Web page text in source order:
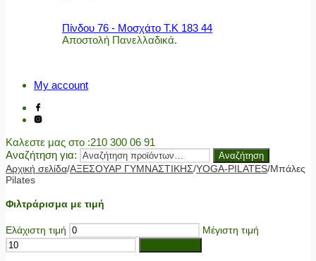
Πίνδου 76 - Μοσχάτο Τ.Κ 183 44
Αποστολή Πανελλαδικά.
My account
Καλεστε μας στο :210 300 06 91
Αναζήτηση για:
Αναζήτηση
Αρχική σελίδα/ΑΞΕΣΟΥΑΡ ΓΥΜΝΑΣΤΙΚΗΣ/YOGA-PILATES/Μπάλες
Pilates
Φιλτράρισμα με τιμή
Ελάχιστη τιμή Μέγιστη τιμή